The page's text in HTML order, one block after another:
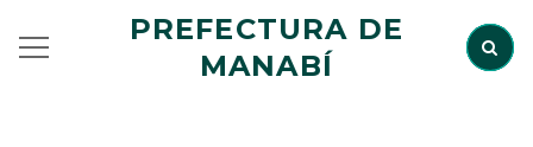
PREFECTURA DE
MANABÍ